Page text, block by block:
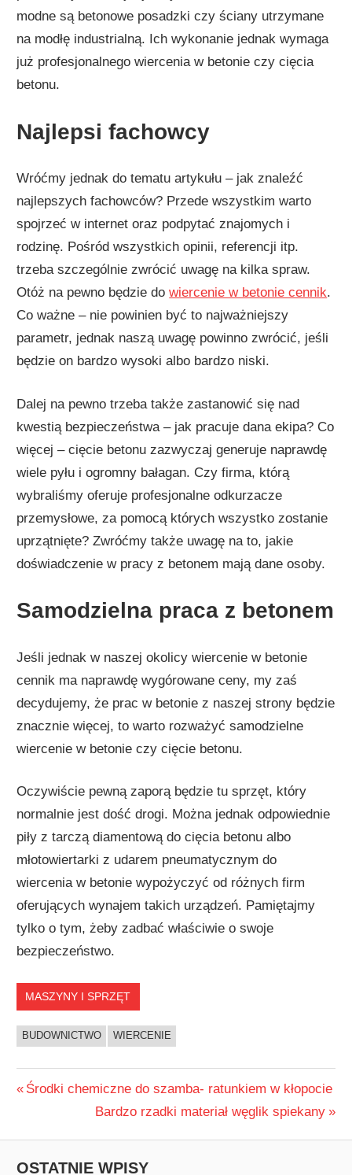
modne są betonowe posadzki czy ściany utrzymane
na modłę industrialną. Ich wykonanie jednak wymaga
już profesjonalnego wiercenia w betonie czy cięcia
betonu.
Najlepsi fachowcy
Wróćmy jednak do tematu artykułu – jak znaleźć
najlepszych fachowców? Przede wszystkim warto
spojrzeć w internet oraz podpytać znajomych i
rodzinę. Pośród wszystkich opinii, referencji itp.
trzeba szczególnie zwrócić uwagę na kilka spraw.
Otóż na pewno będzie dowiercenie w betonie cennik.
Co ważne – nie powinien być to najważniejszy
parametr, jednak naszą uwagę powinno zwrócić, jeśli
będzie on bardzo wysoki albo bardzo niski.
Dalej na pewno trzeba także zastanowić się nad
kwestią bezpieczeństwa – jak pracuje dana ekipa? Co
więcej – cięcie betonu zazwyczaj generuje naprawdę
wiele pyłu i ogromny bałagan. Czy firma, którą
wybraliśmy oferuje profesjonalne odkurzacze
przemysłowe, za pomocą których wszystko zostanie
uprzątnięte? Zwróćmy także uwagę na to, jakie
doświadczenie w pracy z betonem mają dane osoby.
Samodzielna praca z betonem
Jeśli jednak w naszej okolicy wiercenie w betonie
cennik ma naprawdę wygórowane ceny, my zaś
decydujemy, że prac w betonie z naszej strony będzie
znacznie więcej, to warto rozważyć samodzielne
wiercenie w betonie czy cięcie betonu.
Oczywiście pewną zaporą będzie tu sprzęt, który
normalnie jest dość drogi. Można jednak odpowiednie
piły z tarczą diamentową do cięcia betonu albo
młotowiertarki z udarem pneumatycznym do
wiercenia w betonie wypożyczyć od różnych firm
oferujących wynajem takich urządzeń. Pamiętajmy
tylko o tym, żeby zadbać właściwie o swoje
bezpieczeństwo.
MASZYNY I SPRZĘT
BUDOWNICTWO WIERCENIE
Nawigacja
Previous
Środki chemiczne do szamba- ratunkiem w kłopocie
Next
Bardzo rzadki materiał węglik spiekany
OSTATNIE WPISY